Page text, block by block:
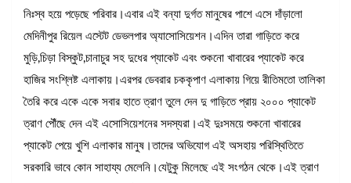
নিঃস্ব হয়ে পড়েছে পরিবার।এবার এই বন্যা দুর্গত মানুষের পাশে এসে দাঁড়ালো
মেদিনীপুর রিয়েল এস্টেট ডেভলপার অ্যাসোসিয়েশন।এদিন তারা গাড়িতে করে
মুড়ি,চিড়া বিস্কুট,চানাচুর সহ দুধের প্যাকেট এবং শুকনো খাবারের প্যাকেট করে
হাজির সংশ্লিষ্ট এলাকায়।এরপর ডেবরার চককৃপাণ এলাকায় গিয়ে রীতিমতো তালিকা
তৈরি করে একে একে সবার হাতে ত্রাণ তুলে দেন দু গাড়িতে প্রায় ২০০০ প্যাকেট
ত্রাণ পৌঁছে দেন এই এসোসিয়েশনের সদস্যরা।এই দুঃসময়ে শুকনো খাবারের
প্যাকেট পেয়ে খুশি এলাকার মানুষ।তাদের অভিযোগ এই অসহায় পরিস্থিতিতে
সরকারি ভাবে কোন সাহায্য মেলেনি।যেটুকু মিলেছে এই সংগঠন থেকে।এই ত্রাণ